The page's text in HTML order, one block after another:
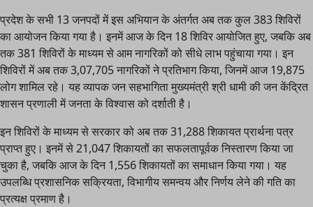
प्रदेश के सभी 13 जनपदों में इस अभियान के अंतर्गत अब तक कुल 383 शिविरों
का आयोजन किया गया है। इनमें आज के दिन 18 शिविर आयोजित हुए, जबकि अब
तक 381 शिविरों के माध्यम से आम नागरिकों को सीधे लाभ पहुंचाया गया। इन
शिविरों में अब तक 3,07,705 नागरिकों ने प्रतिभाग किया, जिनमें आज 19,875
लोग शामिल रहे। यह व्यापक जन सहभागिता मुख्यमंत्री श्री धामी की जन केंद्रित
शासन प्रणाली में जनता के विश्वास को दर्शाती है।
इन शिविरों के माध्यम से सरकार को अब तक 31,288 शिकायत प्रार्थना पत्र
प्राप्त हुए। इनमें से 21,047 शिकायतों का सफलतापूर्वक निस्तारण किया जा
चुका है, जबकि आज के दिन 1,556 शिकायतों का समाधान किया गया। यह
उपलब्धि प्रशासनिक सक्रियता, विभागीय समन्वय और निर्णय लेने की गति का
प्रत्यक्ष प्रमाण है।